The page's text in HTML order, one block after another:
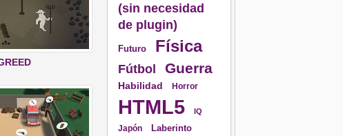
(sin necesidad
de plugin)
Futuro Física
Fútbol Guerra
Habilidad Horror
HTML5 IQ
Japón Laberinto